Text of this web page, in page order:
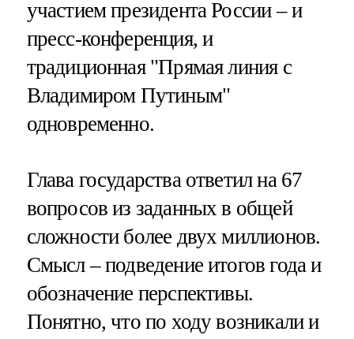
участием президента России – и
пресс-конференция, и
традиционная "Прямая линия с
Владимиром Путиным"
одновременно.
Глава государства ответил на 67
вопросов из заданных в общей
сложности более двух миллионов.
Смысл – подведение итогов года и
обозначение перспективы.
Понятно, что по ходу возникали и